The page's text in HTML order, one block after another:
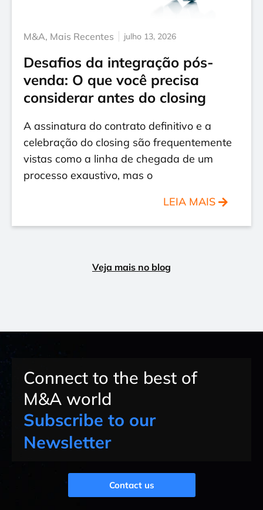
M&A, Mais Recentes julho 13, 2026
Desafios da integração pós-
venda: O que você precisa
considerar antes do closing
A assinatura do contrato definitivo e a
celebração do closing são frequentemente
vistas como a linha de chegada de um
processo exaustivo, mas o
LEIA MAIS
Veja mais no blog
Connect to the best of
M&A world
Subscribe to our
Newsletter
Contact us